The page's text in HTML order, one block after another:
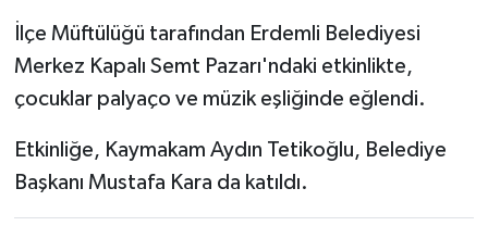
İlçe Müftülüğü tarafından Erdemli Belediyesi
Merkez Kapalı Semt Pazarı'ndaki etkinlikte,
çocuklar palyaço ve müzik eşliğinde eğlendi.
Etkinliğe, Kaymakam Aydın Tetikoğlu, Belediye
Başkanı Mustafa Kara da katıldı.